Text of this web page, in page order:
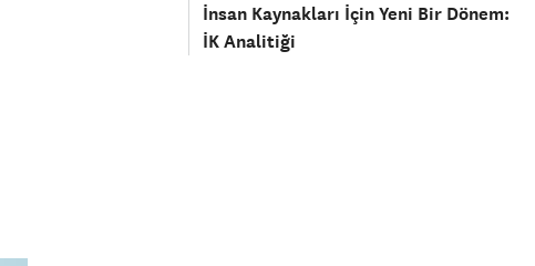
İnsan Kaynakları İçin Yeni Bir Dönem:
İK Analitiği